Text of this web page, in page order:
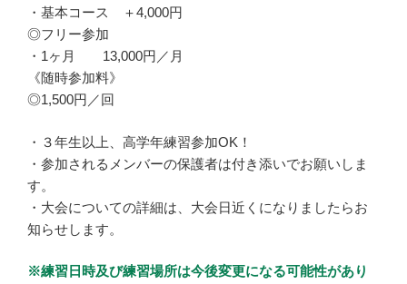
・基本コース ＋4,000円
◎フリー参加
・1ヶ月 13,000円／月
《随時参加料》
◎1,500円／回
・３年生以上、高学年練習参加OK！
・参加されるメンバーの保護者は付き添いでお願いしま
す。
・大会についての詳細は、大会日近くになりましたらお
知らせします。
※練習日時及び練習場所は今後変更になる可能性があり